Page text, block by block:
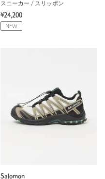
スニーカー / スリッポン
¥24,200
NEW
Salomon